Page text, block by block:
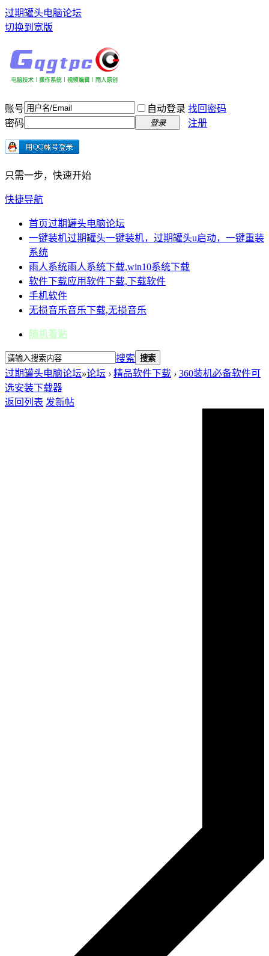
过期罐头电脑论坛
切换到宽版
账号 自动登录 找回密码
密码
登录 注册
只需一步，快速开始
快捷导航
首页过期罐头电脑论坛
一键装机过期罐头一键装机，过期罐头u启动，一键重装
系统
雨人系统雨人系统下载,win10系统下载
软件下载应用软件下载,下载软件
手机软件
无损音乐音乐下载,无损音乐
随机看贴
搜索 搜索
过期罐头电脑论坛»论坛 › 精品软件下载 › 360装机必备软件可
选安装下载器
返回列表 发新帖